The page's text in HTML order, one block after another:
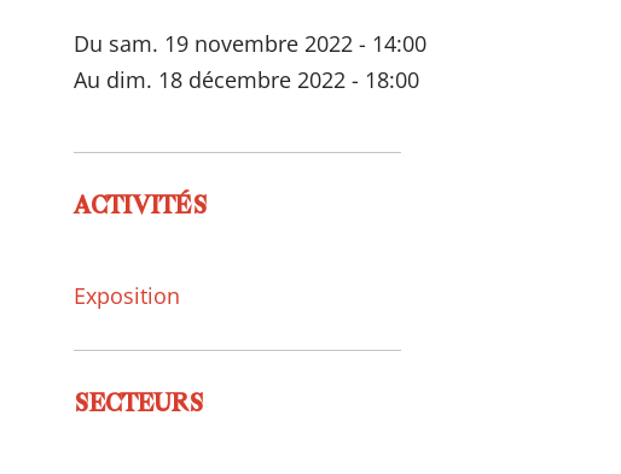
Du sam. 19 novembre 2022 - 14:00
Au dim. 18 décembre 2022 - 18:00
ACTIVITÉS
Exposition
SECTEURS